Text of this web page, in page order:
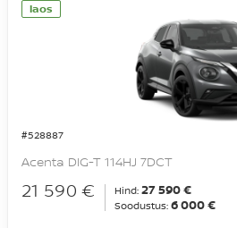
laos
#528887
Acenta DIG-T 114HJ 7DCT
21 590 € Hind: 27 590 €
Soodustus: 6 000 €